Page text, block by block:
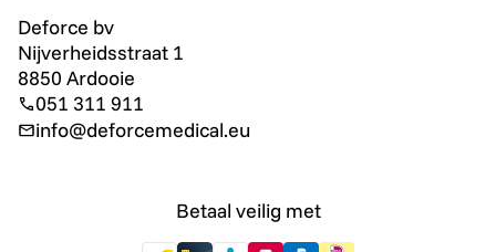
Deforce bv
Nijverheidsstraat 1
8850 Ardooie
051 311 911
info@deforcemedical.eu
Betaal veilig met